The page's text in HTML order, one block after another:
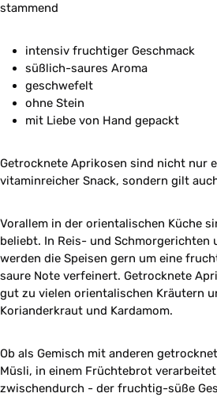
stammend
intensiv fruchtiger Geschmack
süßlich-saures Aroma
geschwefelt
ohne Stein
mit Liebe von Hand gepackt
Getrocknete Aprikosen sind nicht nur
vitaminreicher Snack, sondern gilt
Vorallem in der orientalischen Küche
beliebt. In Reis- und Schmorgerichten
werden die Speisen gern um eine
saure Note verfeinert. Getrocknete
gut zu vielen orientalischen Kräutern
Korianderkraut und Kardamom.
Ob als Gemisch mit anderen
Müsli, in einem Früchtebrot
zwischendurch - der fruchtig-süße